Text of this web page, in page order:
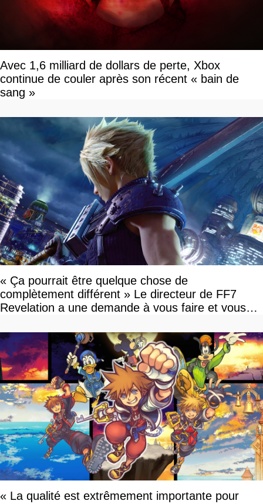
Avec 1,6 milliard de dollars de perte, Xbox
continue de couler après son récent « bain de
sang »
« Ça pourrait être quelque chose de
complètement différent » Le directeur de FF7
Revelation a une demande à vous faire et vous
« La qualité est extrêmement importante pour